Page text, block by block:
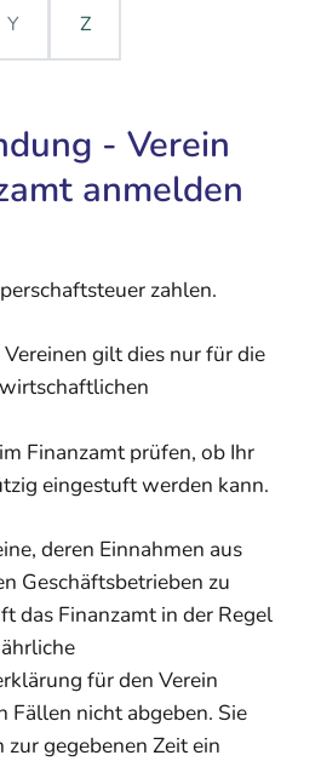
Y Z
- Verein
anmelden
zahlen.
gilt dies nur für die
Finanzamt prüfen, ob Ihr
eingestuft werden kann.
deren Einnahmen aus
Geschäftsbetrieben zu
das Finanzamt in der Regel
für den Verein
Fällen nicht abgeben. Sie
zur gegebenen Zeit ein